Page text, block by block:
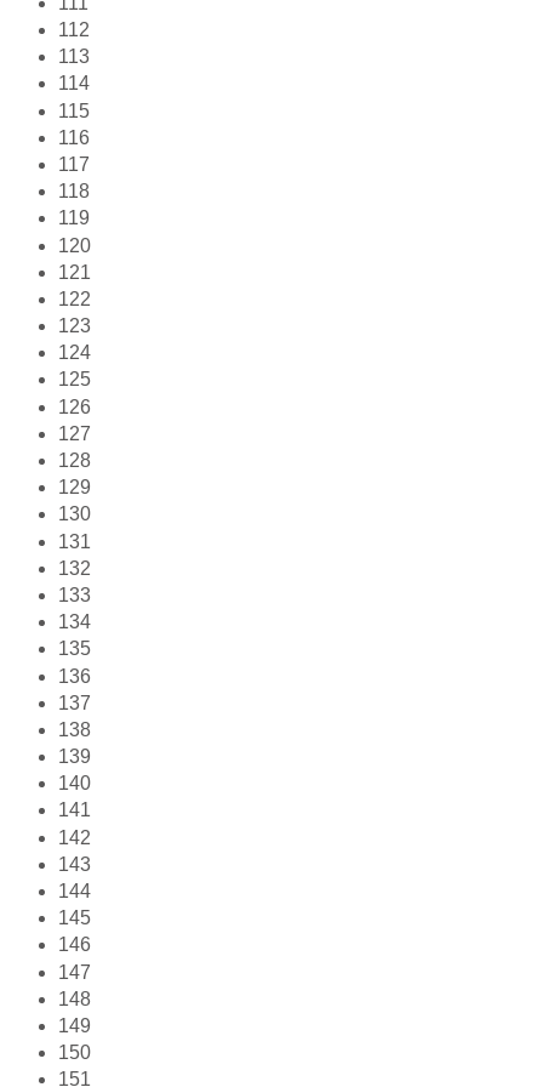
112
113
114
115
116
117
118
119
120
121
122
123
124
125
126
127
128
129
130
131
132
133
134
135
136
137
138
139
140
141
142
143
144
145
146
147
148
149
150
151